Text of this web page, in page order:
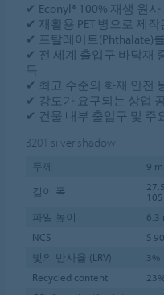
✔ Econyl® 100% 재생 원사
✔ 재활용 PET 병으로 제작
✔ 프탈레이트(Phthalate)
✔ 전 세계 출입구 바닥재
득
✔ 최고 수준의 화재 안전
✔ 강도가 요구되는 상업
✔ 건물 내부 출입구 및 주
3201 silver shadow
두께
9
길이 폭
파일 높이
6.3
NCS
S
빛의 반사율 (LRV)
3%
Recycled content